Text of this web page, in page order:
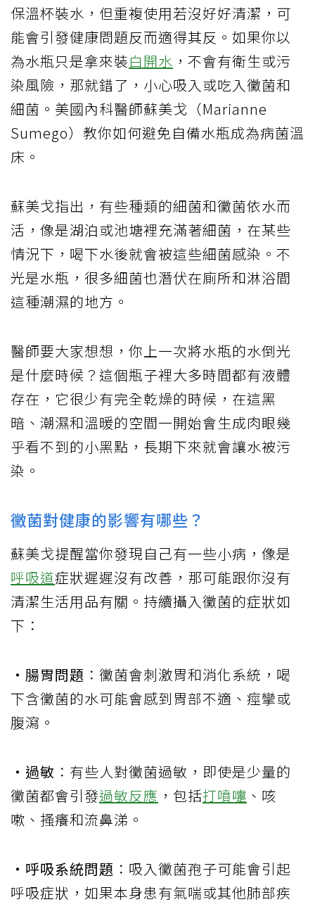
保溫杯裝水，但重複使用若沒好好清潔，可
能會引發健康問題反而適得其反。如果你以
為水瓶只是拿來裝白開水 ，不會有衛生或污
染風險，那就錯了，小心吸入或吃入黴菌和
細菌。美國內科醫師蘇美戈（Marianne
Sumego）教你如何避免自備水瓶成為病菌溫
床。
蘇美戈指出，有些種類的細菌和黴菌依水而
活，像是湖泊或池塘裡充滿著細菌，在某些
情況下，喝下水後就會被這些細菌感染。不
光是水瓶，很多細菌也潛伏在廁所和淋浴間
這種潮濕的地方。
醫師要大家想想，你上一次將水瓶的水倒光
是什麼時候？這個瓶子裡大多時間都有液體
存在，它很少有完全乾燥的時候，在這黑
暗、潮濕和溫暖的空間一開始會生成肉眼幾
乎看不到的小黑點，長期下來就會讓水被污
染。
黴菌對健康的影響有哪些？
蘇美戈提醒當你發現自己有一些小病，像是
呼吸道症狀遲遲沒有改善，那可能跟你沒有
清潔生活用品有關。持續攝入黴菌的症狀如
下：
‧腸胃問題 ：黴菌會刺激胃和消化系統，喝
下含黴菌的水可能會感到胃部不適、痙攣或
腹瀉。
‧過敏 ：有些人對黴菌過敏，即使是少量的
黴菌都會引發過敏反應 ，包括打噴嚏 、咳
嗽、搔癢和流鼻涕。
‧呼吸系統問題 ：吸入黴菌孢子可能會引起
呼吸症狀，如果本身患有氣喘或其他肺部疾